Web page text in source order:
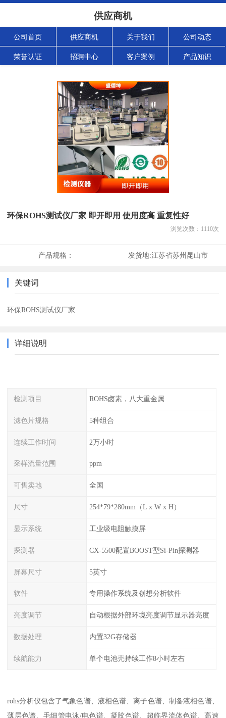
供应商机
公司首页 供应商机 关于我们 公司动态
荣誉认证 招聘中心 客户案例 产品知识
环保ROHS测试仪厂家 即开即用 使用度高 重复性好
浏览次数： 1110次
产品规格： 发货地:江苏省苏州昆山市
关键词
环保ROHS测试仪厂家
详细说明
检测项目 ROHS卤素，八大重金属
滤色片规格 5种组合
连续工作时间 2万小时
采样流量范围 ppm
可售卖地 全国
尺寸 254*79*280mm（L x W x H）
显示系统 工业级电阻触摸屏
探测器 CX-5500配置BOOST型Si-Pin探测器
屏幕尺寸 5英寸
软件 专用操作系统及创想分析软件
亮度调节 自动根据外部环境亮度调节显示器亮度
数据处理 内置32G存储器
续航能力 单个电池壳持续工作8小时左右
rohs分析仪包含了气象色谱、液相色谱、离子色谱、制备液相色谱、
薄层色谱、毛细管电泳/电色谱、凝胶色谱、超临界流体色谱、高速